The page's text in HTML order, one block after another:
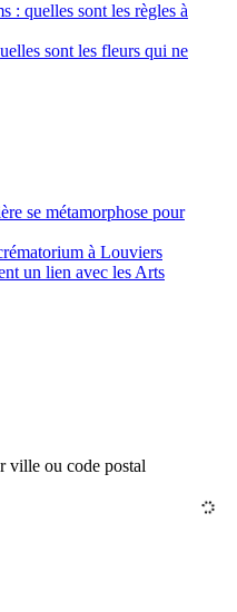
: quelles sont les règles à
sont les fleurs qui ne
se métamorphose pour
à Louviers
un lien avec les Arts
ville ou code postal